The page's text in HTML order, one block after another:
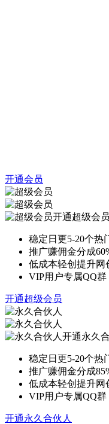
开通会员
开通超级会员
稳定日更5-20个热
推广赚佣金分成
低成本轻创提升网
VIP用户专属QQ群
开通超级会员
开通永久
稳定日更5-20个热
推广赚佣金分成
低成本轻创提升网
VIP用户专属QQ群
开通永久合伙人